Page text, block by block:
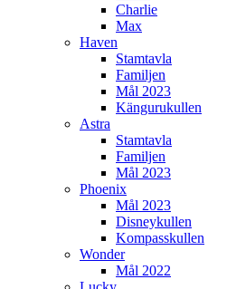
Charlie
Max
Haven
Stamtavla
Familjen
Mål 2023
Kängurukullen
Astra
Stamtavla
Familjen
Mål 2023
Phoenix
Mål 2023
Disneykullen
Kompasskullen
Wonder
Mål 2022